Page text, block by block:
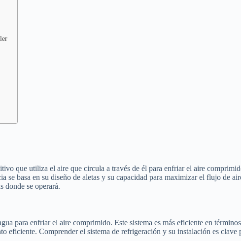
que utiliza el aire que circula a través de él para enfriar el aire
se basa en su diseño de aletas y su capacidad para maximizar el flujo de
donde se operará.
para enfriar el aire comprimido. Este sistema es más eficiente en
eficiente. Comprender el sistema de refrigeración y su instalación es